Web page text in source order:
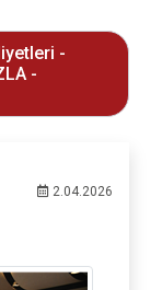
-
-
2.04.2026